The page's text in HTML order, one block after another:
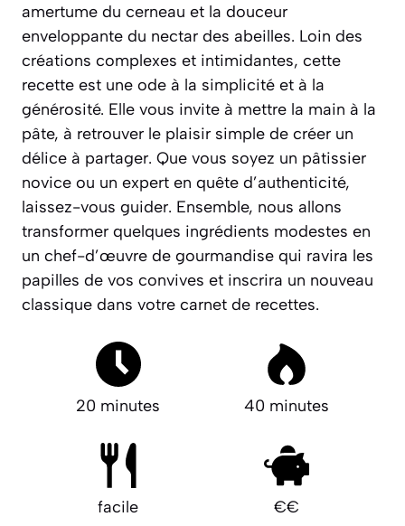
amertume du cerneau et la douceur
enveloppante du nectar des abeilles. Loin des
créations complexes et intimidantes, cette
recette est une ode à la simplicité et à la
générosité. Elle vous invite à mettre la main à la
pâte, à retrouver le plaisir simple de créer un
délice à partager. Que vous soyez un pâtissier
novice ou un expert en quête d’authenticité,
laissez-vous guider. Ensemble, nous allons
transformer quelques ingrédients modestes en
un chef-d’œuvre de gourmandise qui ravira les
papilles de vos convives et inscrira un nouveau
classique dans votre carnet de recettes.
20 minutes 40 minutes
facile €€